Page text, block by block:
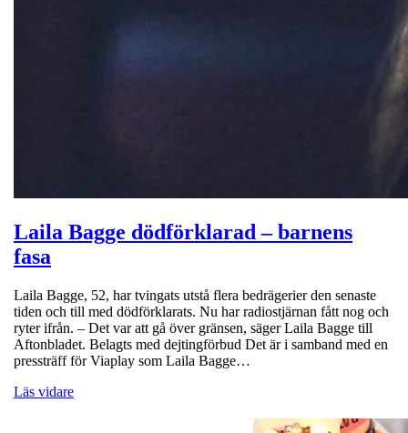
Laila Bagge dödförklarad – barnens
fasa
Laila Bagge, 52, har tvingats utstå flera bedrägerier den senaste
tiden och till med dödförklarats. Nu har radiostjärnan fått nog och
ryter ifrån. – Det var att gå över gränsen, säger Laila Bagge till
Aftonbladet. Belagts med dejtingförbud Det är i samband med en
pressträff för Viaplay som Laila Bagge…
Läs vidare